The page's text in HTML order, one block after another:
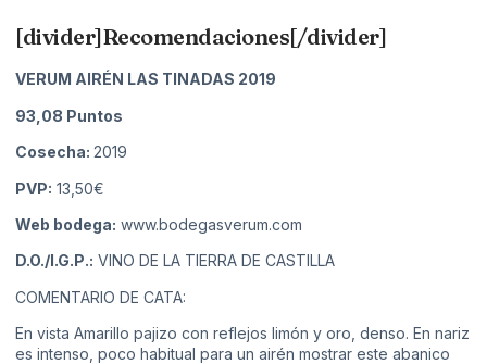
[divider]Recomendaciones[/divider]
VERUM AIRÉN LAS TINADAS 2019
93,08 Puntos
Cosecha: 2019
PVP: 13,50€
Web bodega: www.bodegasverum.com
D.O./I.G.P.: VINO DE LA TIERRA DE CASTILLA
COMENTARIO DE CATA:
En vista Amarillo pajizo con reflejos limón y oro, denso. En nariz
es intenso, poco habitual para un airén mostrar este abanico